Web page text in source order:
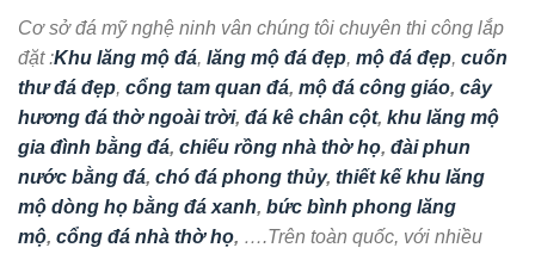
Cơ sở đá mỹ nghệ ninh vân chúng tôi chuyên thi công lắp
đặt :Khu lăng mộ đá, lăng mộ đá đẹp, mộ đá đẹp, cuốn
thư đá đẹp, cổng tam quan đá, mộ đá công giáo, cây
hương đá thờ ngoài trời, đá kê chân cột, khu lăng mộ
gia đình bằng đá, chiếu rồng nhà thờ họ, đài phun
nước bằng đá, chó đá phong thủy, thiết kế khu lăng
mộ dòng họ bằng đá xanh, bức bình phong lăng
mộ, cổng đá nhà thờ họ, ….Trên toàn quốc, với nhiều